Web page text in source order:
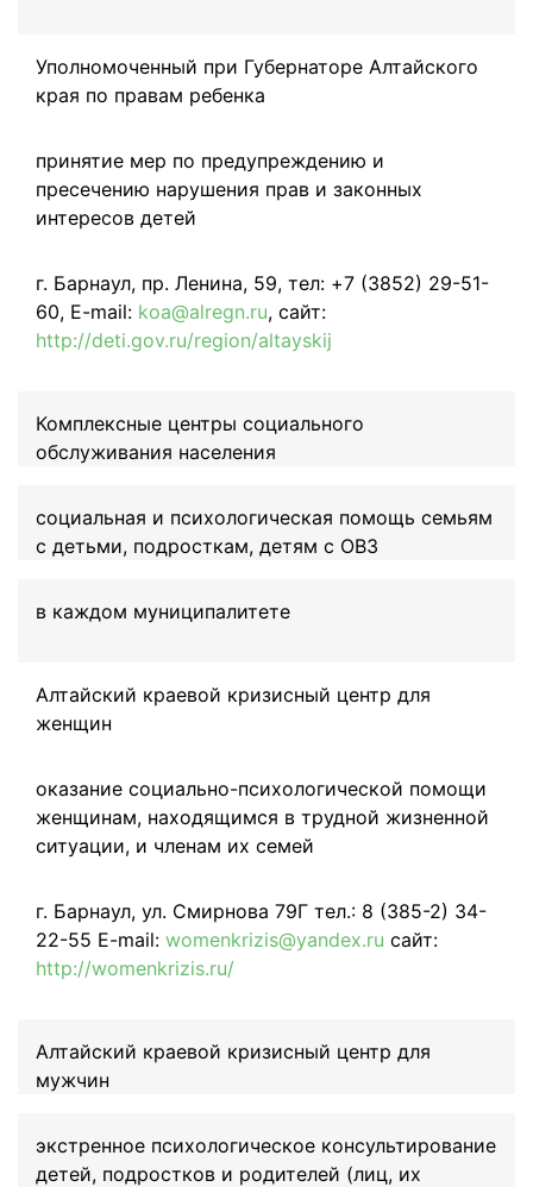
Уполномоченный при Губернаторе Алтайского
края по правам ребенка
принятие мер по предупреждению и
пресечению нарушения прав и законных
интересов детей
г. Барнаул, пр. Ленина, 59, тел: +7 (3852) 29-51-
60, E-mail: koa@alregn.ru, сайт:
http://deti.gov.ru/region/altayskij
Комплексные центры социального
обслуживания населения
социальная и психологическая помощь семьям
с детьми, подросткам, детям с ОВЗ
в каждом муниципалитете
Алтайский краевой кризисный центр для
женщин
оказание социально-психологической помощи
женщинам, находящимся в трудной жизненной
ситуации, и членам их семей
г. Барнаул, ул. Смирнова 79Г тел.: 8 (385-2) 34-
22-55 E-mail: womenkrizis@yandex.ru сайт:
http://womenkrizis.ru/
Алтайский краевой кризисный центр для
мужчин
экстренное психологическое консультирование
детей, подростков и родителей (лиц, их